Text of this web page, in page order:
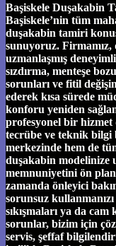
Başiskele Duşakabin
Başiskele’nin tüm
duşakabin tamiri
sunuyoruz.
uzmanlaşmış
sızdırma, menteşe
sorunları ve fitil
ederek kısa sürede
konforu yeniden
profesyonel bir hizmet
tecrübe ve teknik bilgi
merkezinde hem de
duşakabin modelinize
memnuniyetini ön
zamanda önleyici
sorunsuz
sıkışmaları ya da cam
sorunlar, bizim için
servis, şeffaf